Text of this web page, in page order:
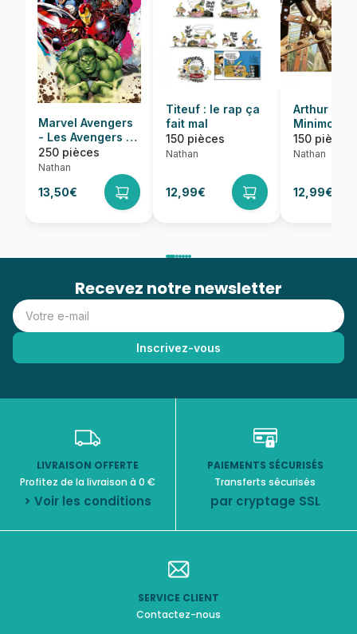
Marvel Avengers
- Les Avengers en
Action
250 pièces
Nathan
13,50€
Titeuf : le rap ça
fait mal
150 pièces
Nathan
12,99€
Arthur et
Minimoys :
Descente
pailles
150 pièces
Nathan
12,99€
Recevez notre newsletter
LIVRAISON OFFERTE
Profitez de la livraison à 0 €
> Voir les conditions
PAIEMENTS SÉCURISÉS
Transferts sécurisés
par cryptage SSL
SERVICE CLIENT
Contactez-nous